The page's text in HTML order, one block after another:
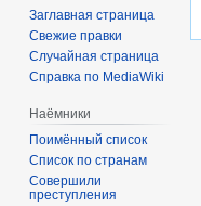
Заглавная страница
Свежие правки
Случайная страница
Справка по MediaWiki
Наёмники
Поимённый список
Список по странам
Совершили
преступления